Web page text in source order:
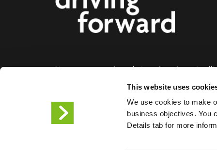
This website uses
We use cookies to make
business objectives. You
Details tab for more
Nous proposons des solutions de recharge
aux entreprises et aux villes. Nos solutions de
bout permettent aux entreprises et aux villes de
facilement l'infrastructure dont les conducteurs
ont besoin, tandis que l'évolutivité de nos